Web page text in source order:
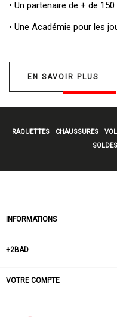
• Un partenaire de + de
• Une Académie pour les
EN SAVOIR PLUS
RAQUETTES CHAUSSURES
SOLDES
INFORMATIONS
+2BAD
VOTRE COMPTE